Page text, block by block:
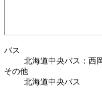
バス
北海道中央バス：西
その他
北海道中央バス